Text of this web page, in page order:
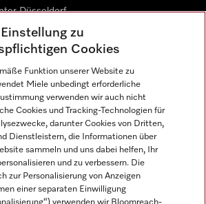
Düsseldorf
Gütersloh
zu
Cookies
Funktion unserer Website zu
Miele unbedingt erforderliche
verwenden wir auch nicht
Cookies und Tracking-Technologien für
darunter Cookies von Dritten,
Dienstleistern, die Informationen über
sammeln und uns dabei helfen, Ihr
und zu verbessern. Die
zur Personalisierung von Anzeigen
einer separaten Einwilligung